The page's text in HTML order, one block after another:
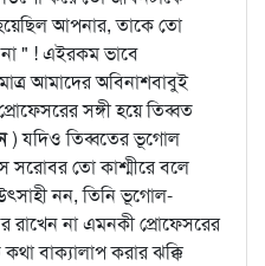
আপনার, তাকে তো
" ! এইরকম ভাবে
আমাদের অবিনাশবাবুই
সঙ্গী হয়ে তিব্বত
) যদিও তিব্বতের ভূগোল
সরোবর তো কাশ্মীরে বলে
নন, তিনি ভূগোল-
রাখেন না এমনকী প্রোফেসরের
বাক্যালাপ করার ঝক্কি